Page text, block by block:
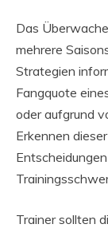
Das
mehrere
Strategien
Fangquote
oder aufgrund
Erkennen
Trainer sollten